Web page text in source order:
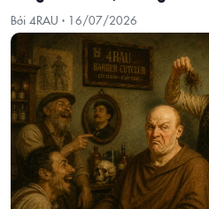
Bởi 4RAU · 16/07/2026